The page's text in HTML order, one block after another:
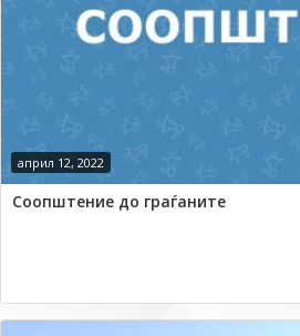
април 12, 2022
Соопштение до граѓаните